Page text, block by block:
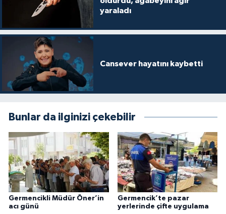
yaraladı
Cansever hayatını kaybetti
Bunlar da ilginizi çekebilir
Germencikli Müdür Öner’in
acı günü
Germencik’te pazar
yerlerinde çifte uygulama